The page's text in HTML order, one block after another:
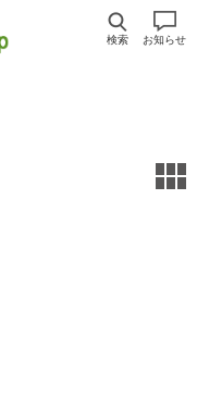
検索 お知らせ